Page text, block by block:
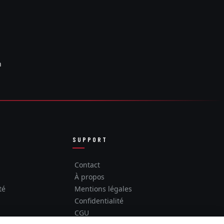
SUPPORT
Contact
À propos
Mentions légales
Confidentialité
CGU